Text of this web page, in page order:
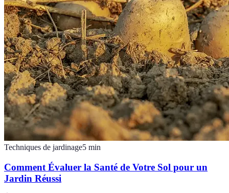
Techniques de jardinage5 min
Comment Évaluer la Santé de Votre Sol pour un
Jardin Réussi